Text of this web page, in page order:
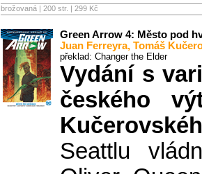
brožovaná | 200 str. | 299 Kč
Green Arrow 4: Město pod
Juan Ferreyra, Tomáš
překlad: Changer the Elder
Vydání s
českého
Seattlu